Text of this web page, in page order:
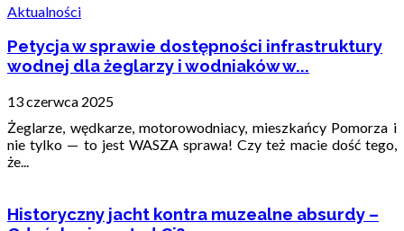
Aktualności
Petycja w sprawie dostępności infrastruktury
wodnej dla żeglarzy i wodniaków w...
13 czerwca 2025
Żeglarze, wędkarze, motorowodniacy, mieszkańcy Pomorza i
nie tylko — to jest WASZA sprawa! Czy też macie dość tego,
że...
Historyczny jacht kontra muzealne absurdy –